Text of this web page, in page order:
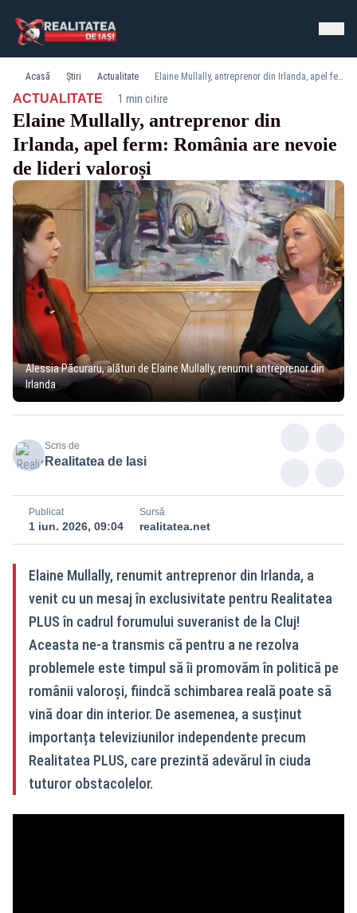
Acasă Știri Actualitate Elaine Mullally, antreprenor din Irlanda, apel ferm: România are nevoie de lideri valoroși
ACTUALITATE· 1 min citire
Elaine Mullally, antreprenor din
Irlanda, apel ferm: România are nevoie
de lideri valoroși
Alessia Păcuraru, alături de Elaine Mullally, renumit antreprenor din
Irlanda
Scris de
Realitatea de Iasi
Publicat
1 iun. 2026, 09:04
Sursă
realitatea.net
Elaine Mullally, renumit antreprenor din Irlanda, a
venit cu un mesaj în exclusivitate pentru Realitatea
PLUS în cadrul forumului suveranist de la Cluj!
Aceasta ne-a transmis că pentru a ne rezolva
problemele este timpul să îi promovăm în politică pe
românii valoroși, fiindcă schimbarea reală poate să
vină doar din interior. De asemenea, a susținut
importanța televiziunilor independente precum
Realitatea PLUS, care prezintă adevărul în ciuda
tuturor obstacolelor.